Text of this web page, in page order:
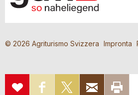
AGGIUNGI
ALLA
CONDIVIDI
SU
CONDIVIDI
SU XVIA
© 2026 Agriturismo Svizzera Impronta